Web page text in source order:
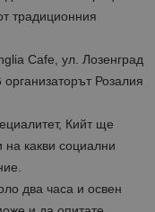
традиционния
Cafe, ул. Лозенград
организаторът Розалия
Кийт ще
какви социални
два часа и освен